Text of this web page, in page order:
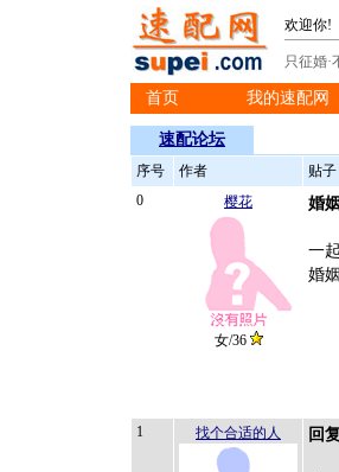
欢迎你!
只征婚·
首页 我的速配网
速配论坛
序号 作者
贴子
0
樱花
女/36
婚姻
一
婚
1 找个合适的人 回